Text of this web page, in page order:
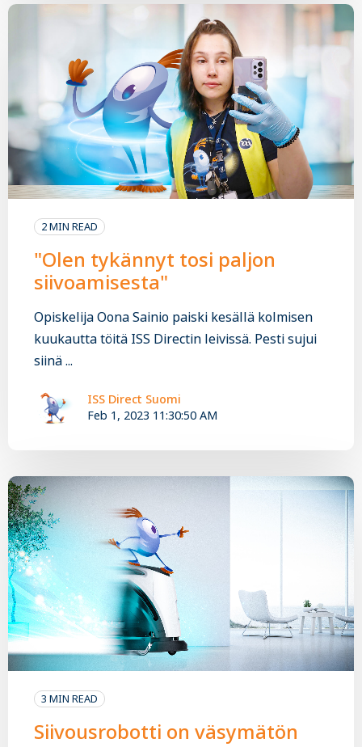
2 MIN READ
"Olen tykännyt tosi paljon
siivoamisesta"
Opiskelija Oona Sainio paiski kesällä kolmisen
kuukautta töitä ISS Directin leivissä. Pesti sujui
siinä ...
ISS Direct Suomi
Feb 1, 2023 11:30:50 AM
3 MIN READ
Siivousrobotti on väsymätön